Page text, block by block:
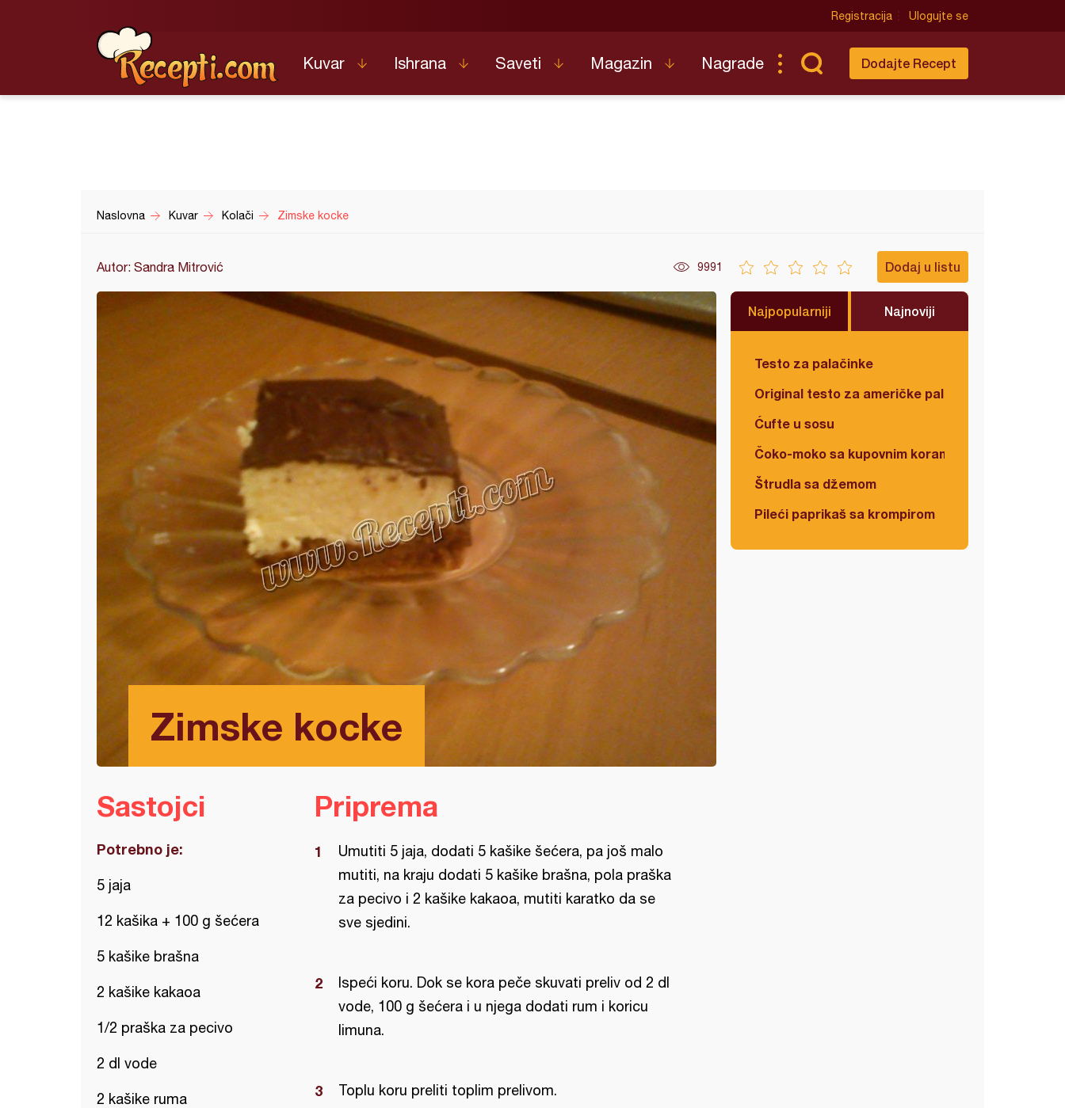
Registracija Ulogujte se
Kuvar Ishrana Saveti Magazin Nagrade Dodajte Recept
Naslovna Kuvar Kolači Zimske kocke
Autor: Sandra Mitrović 9991 Dodaj u listu
Zimske kocke
Najpopularniji Najnoviji
Testo za palačinke
Original testo za američke palačinke
Ćufte u sosu
Čoko-moko sa kupovnim korama
Štrudla sa džemom
Pileći paprikaš sa krompirom
Sastojci
Potrebno je:
5 jaja
12 kašika + 100 g šećera
5 kašike brašna
2 kašike kakaoa
1/2 praška za pecivo
2 dl vode
2 kašike ruma
Priprema
Umutiti 5 jaja, dodati 5 kašike šećera, pa još malo
mutiti, na kraju dodati 5 kašike brašna, pola praška
za pecivo i 2 kašike kakaoa, mutiti karatko da se
sve sjedini.
Ispeći koru. Dok se kora peče skuvati preliv od 2 dl
vode, 100 g šećera i u njega dodati rum i koricu
limuna.
Toplu koru preliti toplim prelivom.